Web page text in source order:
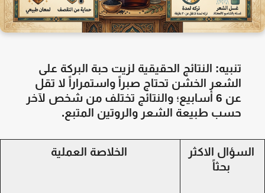
تنبيه: النتائج الحقيقية لزيت حبة البركة على
الشعر الخشن تحتاج صبراً واستمراراً لا تقل
عن 6 أسابيع؛ والنتائج تختلف من شخص لآخر
حسب طبيعة الشعر والروتين المتبع.
السؤال الاكثر
بحثاً
الخلاصة العملية